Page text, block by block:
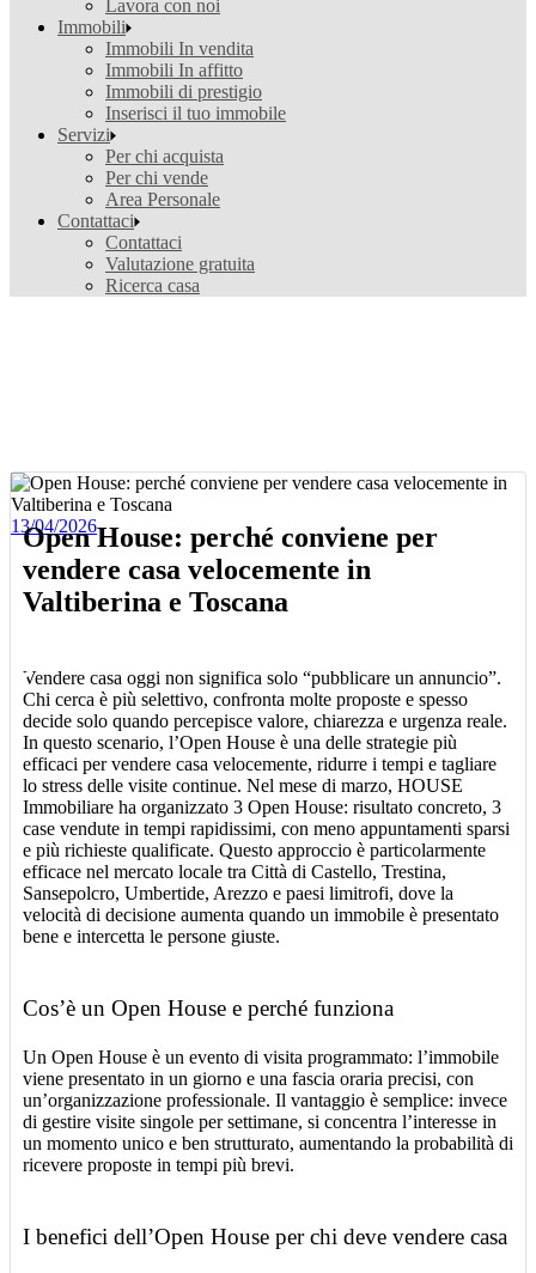
Lavora con noi
Immobili
Immobili In vendita
Immobili In affitto
Immobili di prestigio
Inserisci il tuo immobile
Servizi
Per chi acquista
Per chi vende
Area Personale
Contattaci
Contattaci
Valutazione gratuita
Ricerca casa
13/04/2026
Open House: perché conviene per
vendere casa velocemente in
Valtiberina e Toscana
Vendere casa oggi non significa solo “pubblicare un annuncio”.
Chi cerca è più selettivo, confronta molte proposte e spesso
decide solo quando percepisce valore, chiarezza e urgenza reale.
In questo scenario, l’Open House è una delle strategie più
efficaci per vendere casa velocemente, ridurre i tempi e tagliare
lo stress delle visite continue. Nel mese di marzo, HOUSE
Immobiliare ha organizzato 3 Open House: risultato concreto, 3
case vendute in tempi rapidissimi, con meno appuntamenti sparsi
e più richieste qualificate. Questo approccio è particolarmente
efficace nel mercato locale tra Città di Castello, Trestina,
Sansepolcro, Umbertide, Arezzo e paesi limitrofi, dove la
velocità di decisione aumenta quando un immobile è presentato
bene e intercetta le persone giuste.
Cos’è un Open House e perché funziona
Un Open House è un evento di visita programmato: l’immobile
viene presentato in un giorno e una fascia oraria precisi, con
un’organizzazione professionale. Il vantaggio è semplice: invece
di gestire visite singole per settimane, si concentra l’interesse in
un momento unico e ben strutturato, aumentando la probabilità di
ricevere proposte in tempi più brevi.
I benefici dell’Open House per chi deve vendere casa